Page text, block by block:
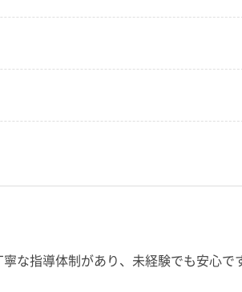
な指導体制があり、未経験でも安心で